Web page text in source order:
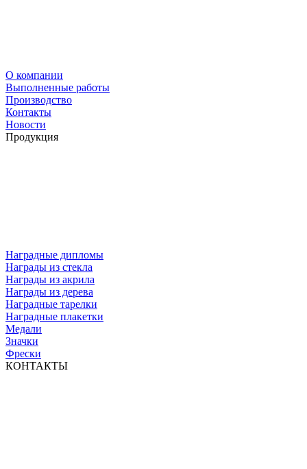
О компании
Выполненные работы
Производство
Контакты
Новости
Продукция
Наградные дипломы
Награды из стекла
Награды из акрила
Награды из дерева
Наградные тарелки
Наградные плакетки
Медали
Значки
Фрески
КОНТАКТЫ